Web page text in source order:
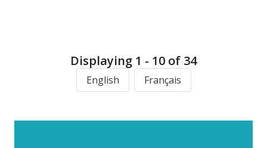
Displaying 1 - 10 of 34
English Français